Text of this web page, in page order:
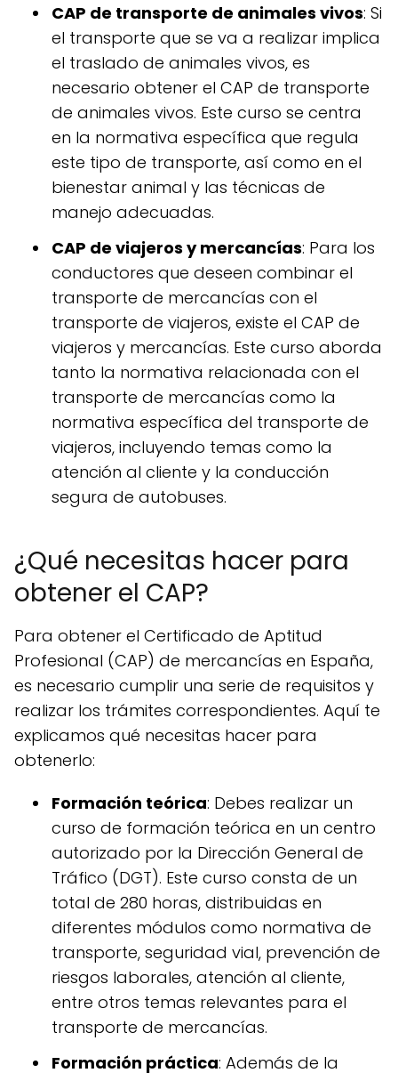
CAP de transporte de animales vivos: Si
el transporte que se va a realizar implica
el traslado de animales vivos, es
necesario obtener el CAP de transporte
de animales vivos. Este curso se centra
en la normativa específica que regula
este tipo de transporte, así como en el
bienestar animal y las técnicas de
manejo adecuadas.
CAP de viajeros y mercancías: Para los
conductores que deseen combinar el
transporte de mercancías con el
transporte de viajeros, existe el CAP de
viajeros y mercancías. Este curso aborda
tanto la normativa relacionada con el
transporte de mercancías como la
normativa específica del transporte de
viajeros, incluyendo temas como la
atención al cliente y la conducción
segura de autobuses.
¿Qué necesitas hacer para
obtener el CAP?
Para obtener el Certificado de Aptitud
Profesional (CAP) de mercancías en España,
es necesario cumplir una serie de requisitos y
realizar los trámites correspondientes. Aquí te
explicamos qué necesitas hacer para
obtenerlo:
Formación teórica: Debes realizar un
curso de formación teórica en un centro
autorizado por la Dirección General de
Tráfico (DGT). Este curso consta de un
total de 280 horas, distribuidas en
diferentes módulos como normativa de
transporte, seguridad vial, prevención de
riesgos laborales, atención al cliente,
entre otros temas relevantes para el
transporte de mercancías.
Formación práctica: Además de la